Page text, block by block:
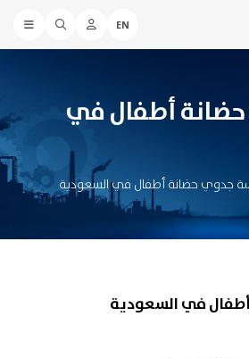
EN
أطفال في
جدوي حضانة أطفال في السعودية
في السعودية